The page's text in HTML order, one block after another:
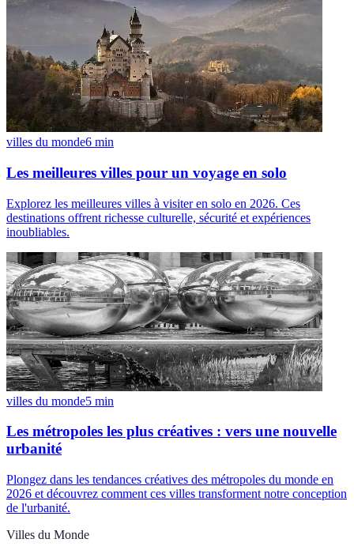
villes du monde6 min
Les meilleures villes pour un voyage en solo
Explorez les meilleures villes à visiter en solo en 2026. Ces
destinations offrent richesse culturelle, sécurité et expériences
inoubliables.
villes du monde5 min
Les métropoles les plus créatives : vers une nouvelle
urbanité
Plongez dans les tendances créatives des métropoles du monde en
2026 et découvrez comment ces villes transforment notre conception
de l'urbanité.
Villes du Monde